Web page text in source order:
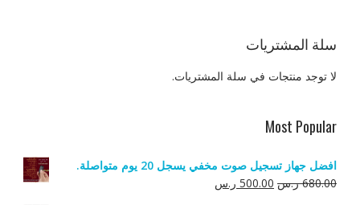
سلة المشتريات
لا توجد منتجات في سلة المشتريات.
Most Popular
افضل جهاز تسجيل صوت مخفي يسجل 20 يوم متواصلة.
680.00 ر.س السعر
500.00 ر.سالسعر